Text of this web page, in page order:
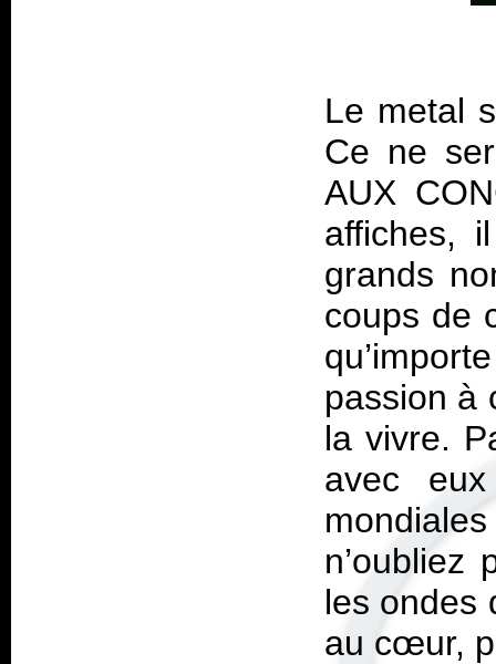
Le metal
Ce ne
AUX
affiches,
grands
coups de
passion à
la vivre.
avec
les ondes
au cœur,